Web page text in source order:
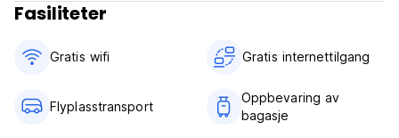
Fasiliteter
Gratis wifi‎ Gratis internettilgang
Flyplasstransport
Oppbevaring av
bagasje